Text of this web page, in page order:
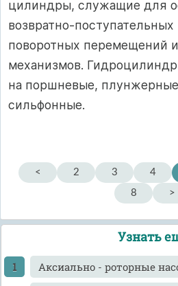
цилиндры, служащие для
возвратно-
поворотных перемещений
механизмов.
на поршневые,
сильфонные.
< 2 3 4
8
>
Узнать
Аксиально - роторные